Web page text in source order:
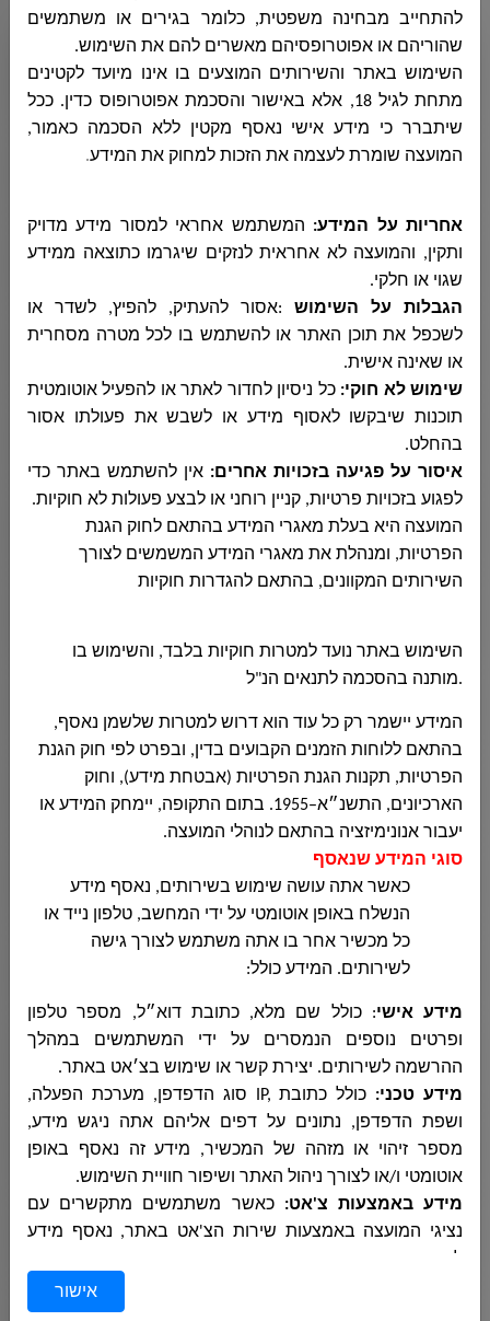
ديوان المدير العام
المحاسبة
المشتريات
الجباية - الأرنونا
الحوسبة وانظمة المعلومات
التربية والتعليم
مركز الخدمات النفسية
قسم الصحة والبيئة وترخيص المصالح
مكافحة العنف المخدرات والكحول
قسم الشبيبة
وحدة النهوض بمكانة المرأة
المكتبة العامة
להתחייב מבחינה משפטית, כלומר בגירים או משתמשים
שהוריהם או אפוטרופסיהם מאשרים להם את השימוש.
השימוש באתר והשירותים המוצעים בו אינו מיועד לקטינים
מתחת לגיל 18, אלא באישור והסכמת אפוטרופוס כדין. ככל
שיתברר כי מידע אישי נאסף מקטין ללא הסכמה כאמור,
המועצה שומרת לעצמה את הזכות למחוק את המידע.
אחריות על המידע: המשתמש אחראי למסור מידע מדויק
ותקין, והמועצה לא אחראית לנזקים שיגרמו כתוצאה ממידע
שגוי או חלקי.
הגבלות על השימוש :אסור להעתיק, להפיץ, לשדר או
לשכפל את תוכן האתר או להשתמש בו לכל מטרה מסחרית
או שאינה אישית.
שימוש לא חוקי: כל ניסיון לחדור לאתר או להפעיל אוטומטית
תוכנות שיבקשו לאסוף מידע או לשבש את פעולתו אסור
בהחלט.
איסור על פגיעה בזכויות אחרים: אין להשתמש באתר כדי
לפגוע בזכויות פרטיות, קניין רוחני או לבצע פעולות לא חוקיות.
המועצה היא בעלת מאגרי המידע בהתאם לחוק הגנת
הפרטיות, ומנהלת את מאגרי המידע המשמשים לצורך
השירותים המקוונים, בהתאם להגדרות חוקיות
השימוש באתר נועד למטרות חוקיות בלבד, והשימוש בו
מותנה בהסכמה לתנאים הנ"ל.
המידע יישמר רק כל עוד הוא דרוש למטרות שלשמן נאסף,
בהתאם ללוחות הזמנים הקבועים בדין, ובפרט לפי חוק הגנת
הפרטיות, תקנות הגנת הפרטיות (אבטחת מידע), וחוק
הארכיונים, התשנ״א–1955. בתום התקופה, יימחק המידע או
יעבור אנונימיזציה בהתאם לנוהלי המועצה.
סוגי המידע שנאסף
כאשר אתה עושה שימוש בשירותים, נאסף מידע
הנשלח באופן אוטומטי על ידי המחשב, טלפון נייד או
כל מכשיר אחר בו אתה משתמש לצורך גישה
לשירותים. המידע כולל:
מידע אישי: כולל שם מלא, כתובת דוא״ל, מספר טלפון
ופרטים נוספים
הנמסרים על ידי המשתמשים במהלך
ההרשמה לשירותים. יצירת קשר או שימוש בצ׳אט באתר.
מידע טכני: כולל כתובתIP, סוג הדפדפן, מערכת הפעלה,
ושפת הדפדפן, נתונים על דפים אליהם אתה ניגש מידע,
מספר זיהוי או מזהה של המכשיר, מידע זה נאסף באופן
אוטומטי ו/או לצורך ניהול האתר ושיפור חוויית השימוש.
מידע באמצעות צ'אט: כאשר משתמשים מתקשרים עם
נציגי המועצה באמצעות שירות הצ'אט באתר, נאסף מידע
אישור